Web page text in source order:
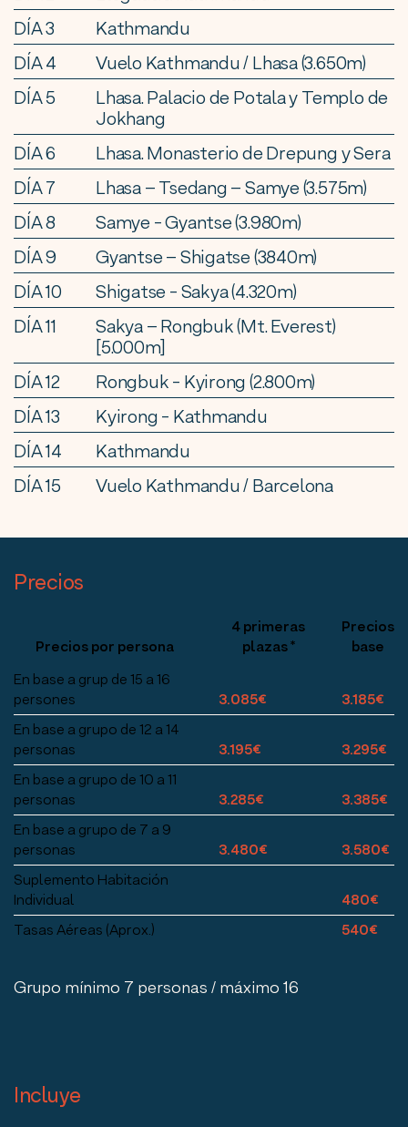
DÍA 3
Kathmandu
DÍA 4
Vuelo Kathmandu / Lhasa (3.650m)
DÍA 5
Lhasa. Palacio de Potala y Templo de
Jokhang
DÍA 6
Lhasa. Monasterio de Drepung y Sera
DÍA 7
Lhasa – Tsedang – Samye (3.575m)
DÍA 8
Samye - Gyantse (3.980m)
DÍA 9
Gyantse – Shigatse (3840m)
DÍA 10
Shigatse - Sakya (4.320m)
DÍA 11
Sakya – Rongbuk (Mt. Everest)
[5.000m]
DÍA 12
Rongbuk - Kyirong (2.800m)
DÍA 13
Kyirong - Kathmandu
DÍA 14
Kathmandu
DÍA 15
Vuelo Kathmandu / Barcelona
Precios
Precios por persona
4 primeras
plazas *
Precios
base
En base a grup de 15 a 16
persones
3.085€
3.185€
En base a grupo de 12 a 14
personas
3.195€
3.295€
En base a grupo de 10 a 11
personas
3.285€
3.385€
En base a grupo de 7 a 9
personas
3.480€
3.580€
Suplemento Habitación
Individual
480€
Tasas Aéreas (Aprox.)
540€
Grupo mínimo 7 personas / máximo 16
Incluye